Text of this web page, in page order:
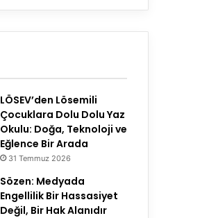
LÖSEV’den Lösemili
Çocuklara Dolu Dolu Yaz
Okulu: Doğa, Teknoloji ve
Eğlence Bir Arada
31 Temmuz 2026
Sözen: Medyada
Engellilik Bir Hassasiyet
Değil, Bir Hak Alanıdır